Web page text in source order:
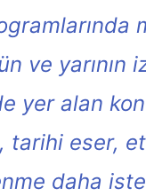
ve yarının
yer alan
tarihi eser,
daha